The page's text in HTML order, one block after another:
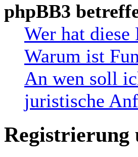
phpBB3
Wer hat
Warum ist
An wen soll
juristische
Registrierung